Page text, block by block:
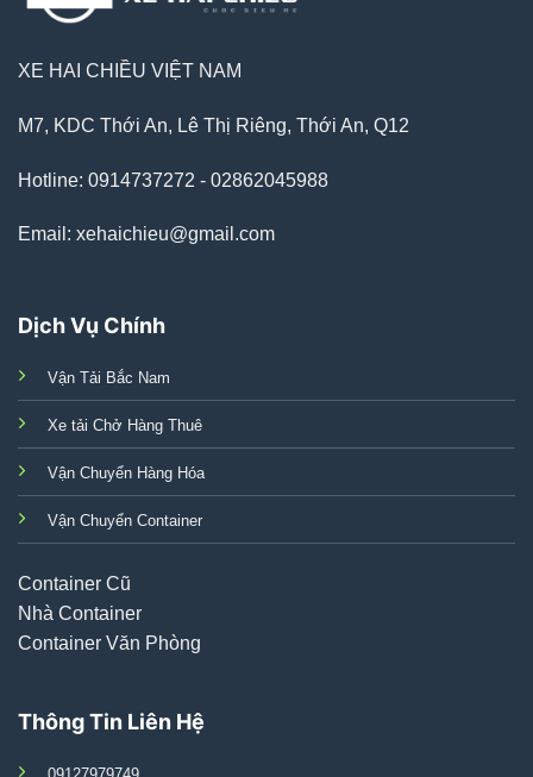
XE HAI CHIỀU VIỆT NAM
M7, KDC Thới An, Lê Thị Riêng, Thới An, Q12
Hotline: 0914737272 - 02862045988
Email: xehaichieu@gmail.com
Dịch Vụ Chính
Vận Tải Bắc Nam
Xe tải Chở Hàng Thuê
Vận Chuyển Hàng Hóa
Vận Chuyển Container
Container Cũ
Nhà Container
Container Văn Phòng
Thông Tin Liên Hệ